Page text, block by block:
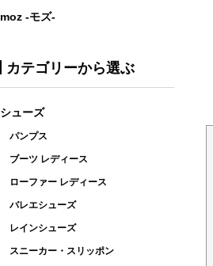
moz -モズ-
カテゴリーから選ぶ
シューズ
パンプス
ブーツ レディース
ローファー レディース
バレエシューズ
レインシューズ
スニーカー・スリッポン